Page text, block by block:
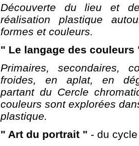
Découverte du lieu et
réalisation plastique
formes et couleurs.
" Le langage des couleurs
Primaires, secondaires,
froides, en aplat, en
partant du Cercle
couleurs sont explorées
plastique.
" Art du portrait " - du